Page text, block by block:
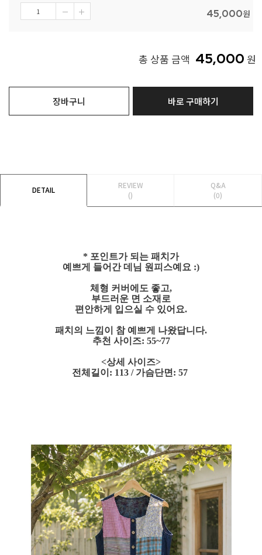
45,000원
총 상품 금액 45,000 원
장바구니 바로 구매하기
DETAIL
REVIEW
()
Q&A
(0)
* 포인트가 되는 패치가
예쁘게 들어간 데님 원피스예요 :)
체형 커버에도 좋고,
부드러운 면 소재로
편안하게 입으실 수 있어요.
패치의 느낌이 참 예쁘게 나왔답니다.
추천 사이즈: 55~77
<상세 사이즈>
전체길이: 113 / 가슴단면: 57